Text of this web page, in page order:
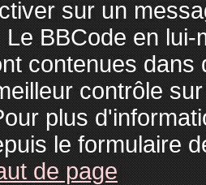
sur un
BBCode en
contenues
contrôle
plus
le formulaire
de page